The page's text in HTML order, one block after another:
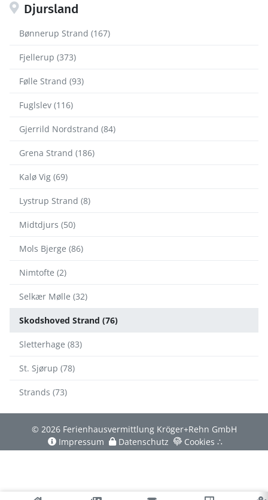
Djursland
Bønnerup Strand (167)
Fjellerup (373)
Følle Strand (93)
Fuglslev (116)
Gjerrild Nordstrand (84)
Grena Strand (186)
Kalø Vig (69)
Lystrup Strand (8)
Midtdjurs (50)
Mols Bjerge (86)
Nimtofte (2)
Selkær Mølle (32)
Skodshoved Strand (76)
Sletterhage (83)
St. Sjørup (78)
Strands (73)
© 2026 Ferienhausvermittlung Kröger+Rehn GmbH
Impressum
Datenschutz Cookies ∴